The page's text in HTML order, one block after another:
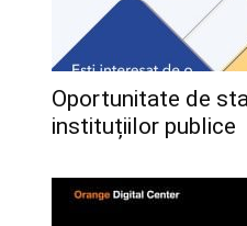
Oportunitate de
instituțiilor publice